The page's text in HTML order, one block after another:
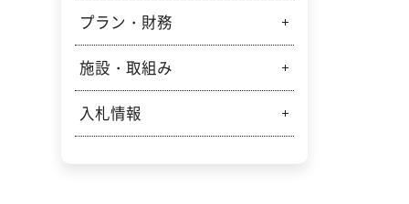
地域医療支援病院
病院機能評価認定
自治体立優良病院受賞
臨床倫理
治験・臨床研究関係
プラン・財務
岐阜市民病院経営強化プラン
市民病院の目標と取り組み
施設・取組み
敷地内全面禁煙について
入札情報